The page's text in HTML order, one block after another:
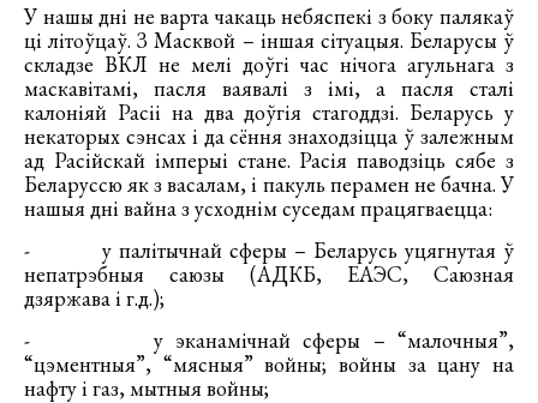
У нашы дні не варта чакаць небяспекі з боку палякаў
ці літоўцаў. З Масквой – іншая сітуацыя. Беларусы ў
складзе ВКЛ не мелі доўгі час нічога агульнага з
маскавітамі, пасля ваявалі з імі, а пасля сталі
калоніяй Расіі на два доўгія стагоддзі. Беларусь у
некаторых сэнсах і да сёння знаходзіцца ў залежным
ад Расійскай імперыі стане. Расія паводзіць сябе з
Беларуссю як з васалам, і пакуль перамен не бачна. У
нашыя дні вайна з усходнім суседам працягваецца:
- у палітычнай сферы – Беларусь уцягнутая ў
непатрэбныя саюзы (АДКБ, ЕАЭС, Саюзная
дзяржава і г.д.);
- у эканамічнай сферы – “малочныя”,
“цэментныя”, “мясныя” войны; войны за цану на
нафту і газ, мытныя войны;